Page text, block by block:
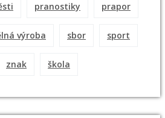
pranostiky prapor
výroba sbor sport
znak škola